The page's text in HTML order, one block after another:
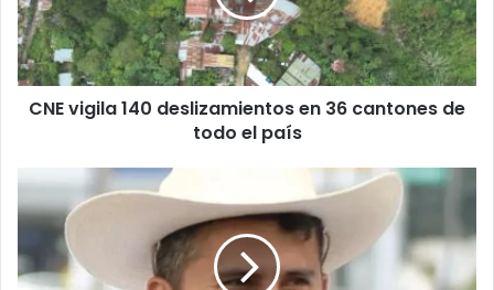
36
cantones
de
todo
CNE vigila 140 deslizamientos en 36 cantones de
todo el país
de
17
asesinó